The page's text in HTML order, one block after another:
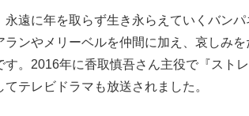
永遠に年を取らず生き永らえていくバンパ
ランやメリーベルを仲間に加え、哀しみを
す。2016年に香取慎吾さん主役で『スト
てテレビドラマも放送されました。